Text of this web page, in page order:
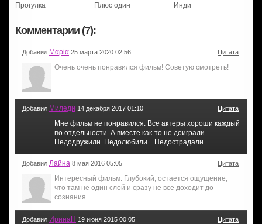
Прогулка Плюс один Инди
Комментарии (7):
Добавил Μαρία 25 марта 2020 02:56 Цитата
Очень очень понравился фильм! Советую смотреть!
Добавил Миледи 14 декабря 2017 01:10 Цитата
Мне фильм не понравился. Все актеры хороши каждый
по отдельности. А вместе как-то не доиграли.
Недодружили. Недолюбили. . Недострадали.
Добавил Лайна 8 мая 2016 05:05 Цитата
Интересный фильм. Глубокий, остается ощущение,
что там не один слой и сразу не все доходит до
сознания.
Добавил ИринаН 19 июня 2015 00:05 Цитата